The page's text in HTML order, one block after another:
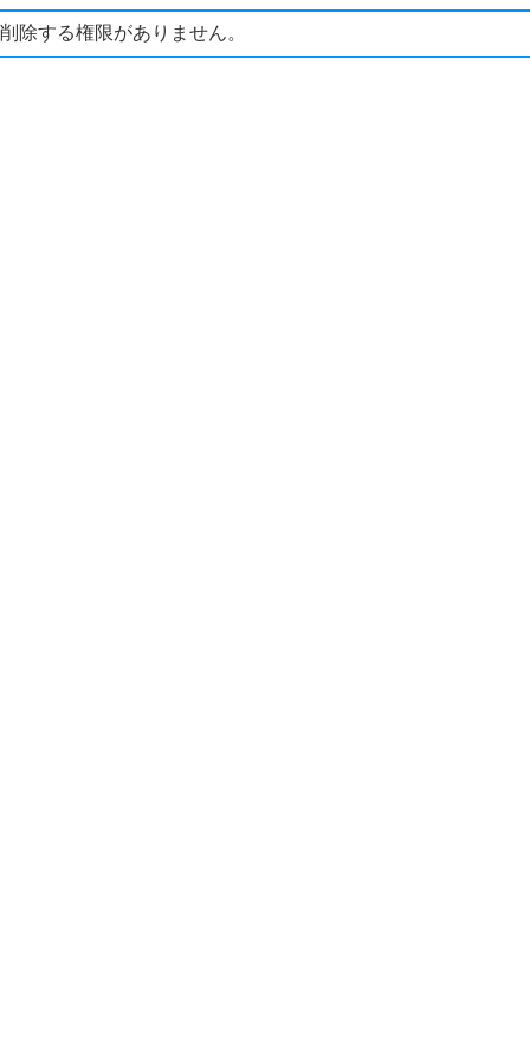
削除する権限がありません。